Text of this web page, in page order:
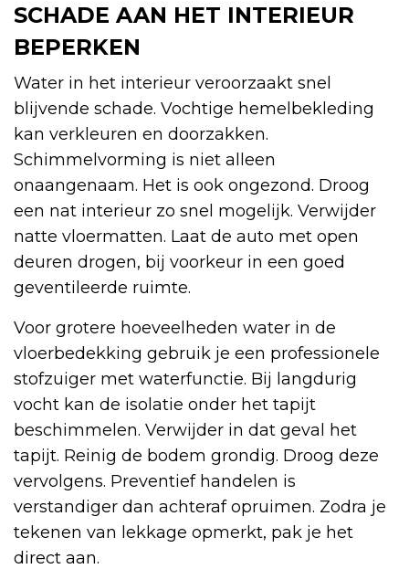
SCHADE AAN HET INTERIEUR
BEPERKEN
Water in het interieur veroorzaakt snel
blijvende schade. Vochtige hemelbekleding
kan verkleuren en doorzakken.
Schimmelvorming is niet alleen
onaangenaam. Het is ook ongezond. Droog
een nat interieur zo snel mogelijk. Verwijder
natte vloermatten. Laat de auto met open
deuren drogen, bij voorkeur in een goed
geventileerde ruimte.
Voor grotere hoeveelheden water in de
vloerbedekking gebruik je een professionele
stofzuiger met waterfunctie. Bij langdurig
vocht kan de isolatie onder het tapijt
beschimmelen. Verwijder in dat geval het
tapijt. Reinig de bodem grondig. Droog deze
vervolgens. Preventief handelen is
verstandiger dan achteraf opruimen. Zodra je
tekenen van lekkage opmerkt, pak je het
direct aan.